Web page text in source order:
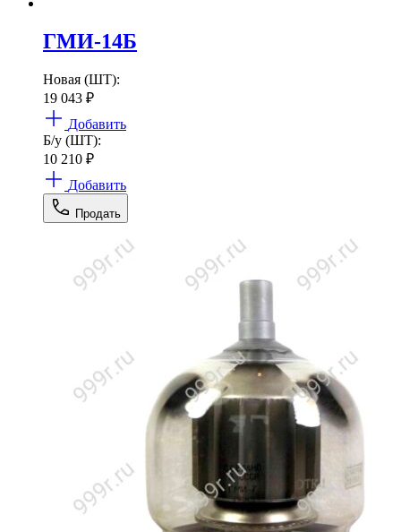
ГМИ-14Б
Новая (ШТ):
19 043 ₽
Добавить
Б/у (ШТ):
10 210 ₽
Добавить
Продать